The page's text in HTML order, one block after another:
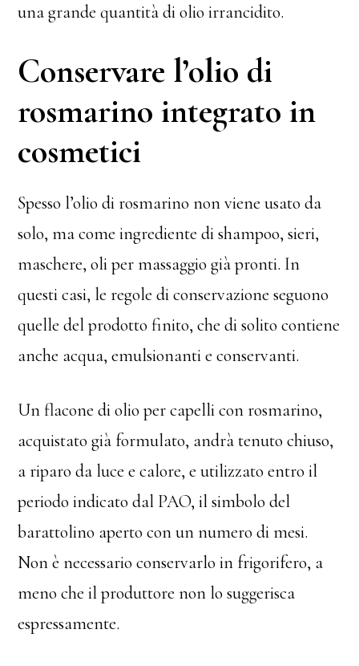
una grande quantità di olio irrancidito.
Conservare l’olio di
rosmarino integrato in
cosmetici
Spesso l’olio di rosmarino non viene usato da
solo, ma come ingrediente di shampoo, sieri,
maschere, oli per massaggio già pronti. In
questi casi, le regole di conservazione seguono
quelle del prodotto finito, che di solito contiene
anche acqua, emulsionanti e conservanti.
Un flacone di olio per capelli con rosmarino,
acquistato già formulato, andrà tenuto chiuso,
a riparo da luce e calore, e utilizzato entro il
periodo indicato dal PAO, il simbolo del
barattolino aperto con un numero di mesi.
Non è necessario conservarlo in frigorifero, a
meno che il produttore non lo suggerisca
espressamente.